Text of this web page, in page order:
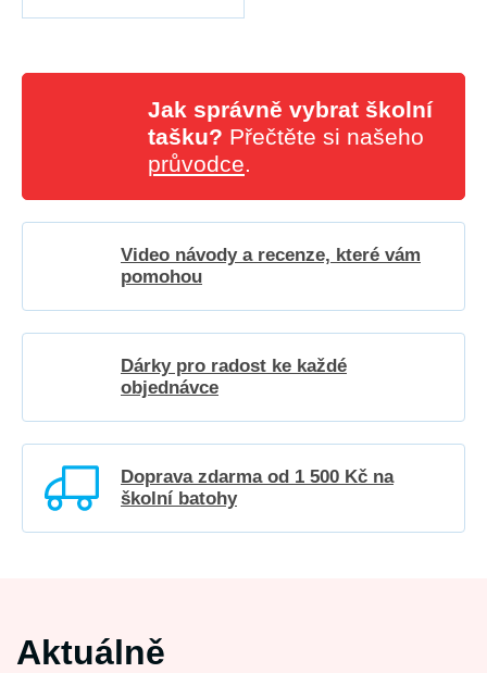
Jak správně vybrat školní
tašku? Přečtěte si našeho
průvodce.
Video návody a recenze, které vám
pomohou
Dárky pro radost ke každé
objednávce
Doprava zdarma od 1 500 Kč na
školní batohy
Aktuálně